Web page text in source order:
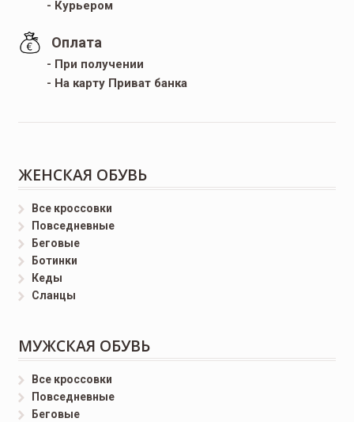
- Курьером
Оплата
- При получении
- На карту Приват банка
ЖЕНСКАЯ ОБУВЬ
Все кроссовки
Повседневные
Беговые
Ботинки
Кеды
Сланцы
МУЖСКАЯ ОБУВЬ
Все кроссовки
Повседневные
Беговые